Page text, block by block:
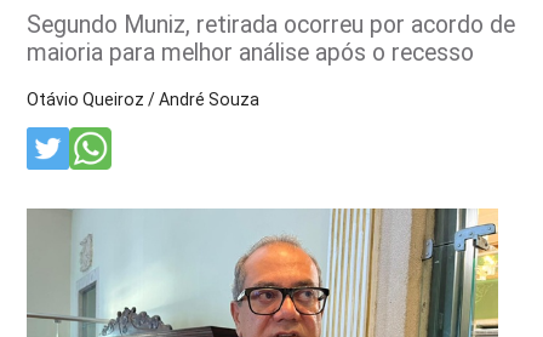
Segundo Muniz, retirada ocorreu por acordo de
maioria para melhor análise após o recesso
Otávio Queiroz / André Souza